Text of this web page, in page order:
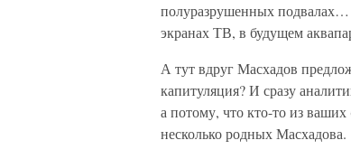
полуразрушенных
экранах ТВ, в будущем
А тут вдруг Масхадов
капитуляция? И сразу
а потому, что кто-то из
несколько родных Масхадова.